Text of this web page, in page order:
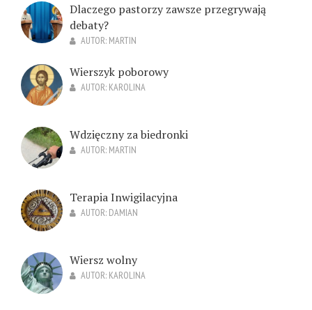
Dlaczego pastorzy zawsze przegrywają
debaty?
AUTOR: MARTIN
Wierszyk poborowy
AUTOR: KAROLINA
Wdzięczny za biedronki
AUTOR: MARTIN
Terapia Inwigilacyjna
AUTOR: DAMIAN
Wiersz wolny
AUTOR: KAROLINA